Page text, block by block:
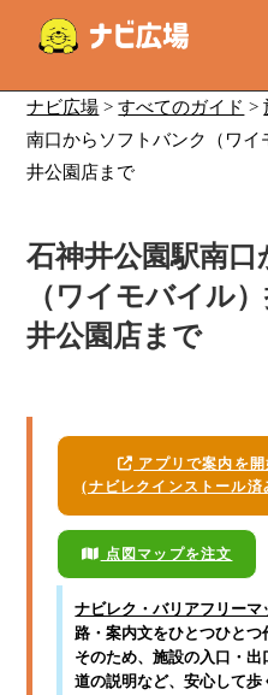
ナビ広場 >すべてのガイド >
南口からソフトバンク（ワ
井公園店まで
石神井公園駅南
（ワイモバイル
井公園店まで
アプリで案内を開
(ナビレクインストール済
点図マップを注文
ナビレク・バリアフリーマ
路・案内文をひとつひとつ
そのため、施設の入口・
道の説明など、安心して歩